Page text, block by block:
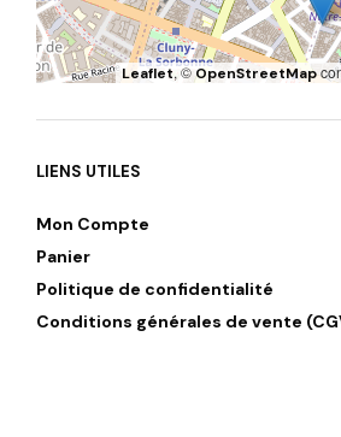
Leaflet, ©OpenStreetMap
LIENS UTILES
Mon Compte
Panier
Politique de confidentialité
Conditions générales de vente